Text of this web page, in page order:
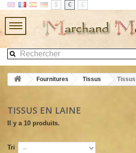
$ € £
Fournitures Tissus
TISSUS EN LAINE
Il y a 10 produits.
Tri